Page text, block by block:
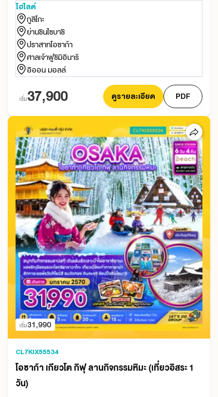
ไฮไลต์
กูลิโกะ
ย่านชินไซบาชิ
ปราสาทโอซาก้า
ศาลเจ้าฟูชิมิอินาริ
อิออน มอลล์
เริ่ม37,900 ดูรายละเอียด PDF
เริ่ม31,990
CL7KIX55534
โอซาก้า เกียวโต กิฟุ ลานกิจกรรมหิมะ (เที่ยวอิสระ 1
วัน)